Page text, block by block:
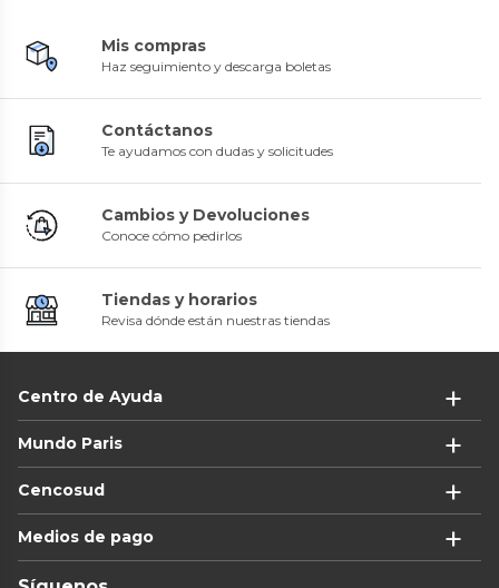
Mis compras
Haz seguimiento y descarga boletas
Contáctanos
Te ayudamos con dudas y solicitudes
Cambios y Devoluciones
Conoce cómo pedirlos
Tiendas y horarios
Revisa dónde están nuestras tiendas
Centro de Ayuda
Mundo Paris
Cencosud
Medios de pago